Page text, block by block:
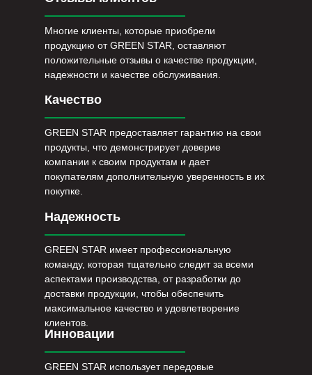
Многие клиенты, которые приобрели
продукцию от GREEN STAR, оставляют
положительные отзывы о качестве продукции,
надежности и качестве обслуживания.
Качество
Надежность
GREEN STAR предоставляет гарантию на свои
продукты, что демонстрирует доверие
компании к своим продуктам и дает
покупателям дополнительную уверенность в их
покупке.
Инновации
GREEN STAR имеет профессиональную
команду, которая тщательно следит за всеми
аспектами производства, от разработки до
доставки продукции, чтобы обеспечить
максимальное качество и удовлетворение
клиентов.
GREEN STAR использует передовые